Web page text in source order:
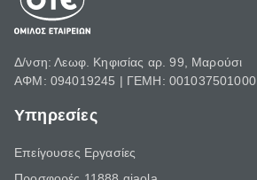
Δ/νση: Λεωφ. Κηφισίας αρ. 99, Μαρούσι
ΑΦΜ: 094019245 | ΓΕΜΗ: 001037501000
Υπηρεσίες
Επείγουσες Εργασίες